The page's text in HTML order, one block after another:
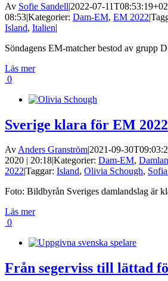
Av Sofie Sandell|2022-07-
08:53|Kategorier: Dam-EM, EM 2022|
Island, Italien|
Söndagens EM-matcher bestod av grupp
Läs mer
0
Sverige klara för EM 2022
AvAnders Granström|2021-09-
2020 | 20:18|Kategorier: Dam-EM,
2022|Taggar: Island, Olivia Schough,
Foto: Bildbyrån Sveriges damlandslag är
Läs mer
0
Från segerviss till lättad